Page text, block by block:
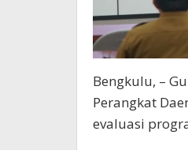
Bengkulu, –
Perangkat
evaluasi